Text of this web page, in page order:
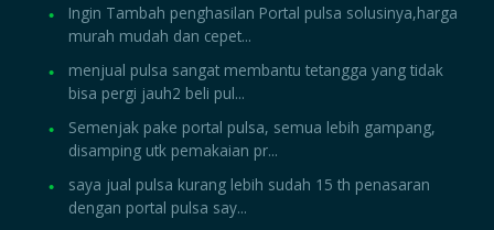
Ingin Tambah penghasilan Portal pulsa solusinya,harga
murah mudah dan cepet...
menjual pulsa sangat membantu tetangga yang tidak
bisa pergi jauh2 beli pul...
Semenjak pake portal pulsa, semua lebih gampang,
disamping utk pemakaian pr...
saya jual pulsa kurang lebih sudah 15 th penasaran
dengan portal pulsa say...